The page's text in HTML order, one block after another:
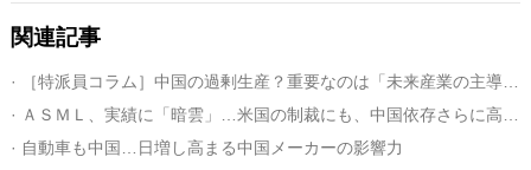
関連記事
· ［特派員コラム］中国の過剰生産？重要なのは「未来産業の主導権」
· 自動車も中国…日増し高まる中国メーカーの影響力